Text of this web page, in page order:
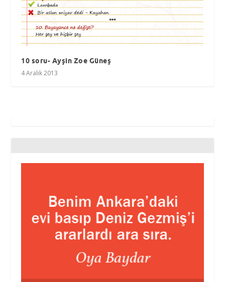
10 soru- Ayşin Zoe Güneş
4 Aralık 2013